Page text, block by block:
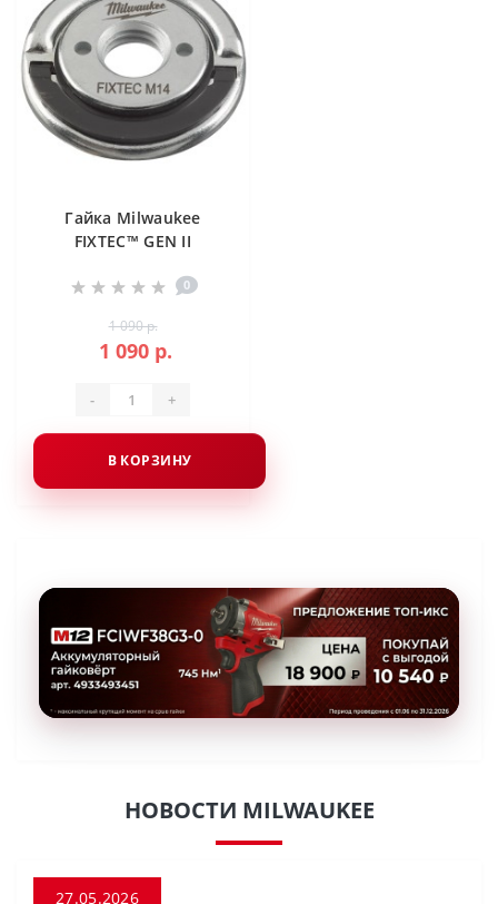
Гайка Milwaukee
FIXTEC™ GEN II
0
1 090 р.
1 090 р.
- +
В КОРЗИНУ
НОВОСТИ MILWAUKEE
27.05.2026